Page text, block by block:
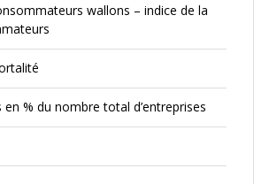
wallons – indice de la
% du nombre total d’entreprises